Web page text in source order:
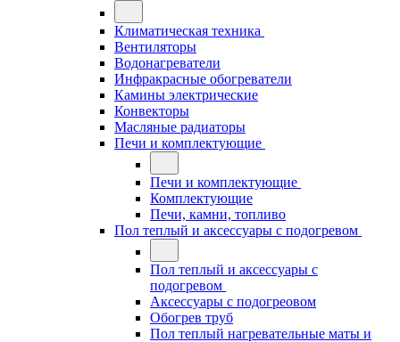
Климатическая техника
Вентиляторы
Водонагреватели
Инфракрасные обогреватели
Камины электрические
Конвекторы
Масляные радиаторы
Печи и комплектующие
Печи и комплектующие
Комплектующие
Печи, камни, топливо
Пол теплый и аксессуары с подогревом
Пол теплый и аксессуары с
подогревом
Аксессуары с подогреовом
Обогрев труб
Пол теплый нагревательные маты и